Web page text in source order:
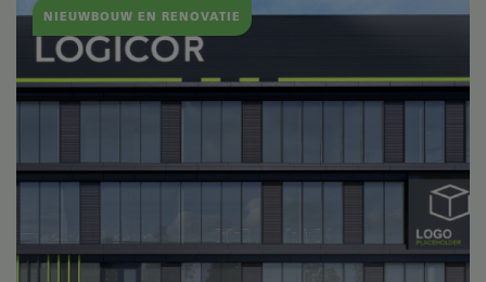
NIEUWBOUW EN RENOVATIE